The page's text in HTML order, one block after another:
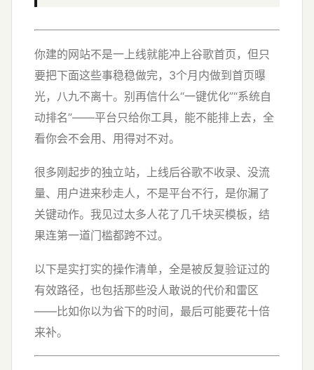
你建的网站不是一上线就能冲上谷歌首页，但只
要把下面这些事稳稳做完，3个月内做到首页曝
光，八九不离十。别再信什么“一键优化”“系统自
动排名”——平台只给你工具，能不能排上去，全
看你会不会用、用得对不对。
很多刚起步的独立站，上线后谷歌不收录、没流
量、用户进来秒走人，不是平台不行，是你漏了
关键动作。我见过太多人花了几千块买模板，结
果连第一道门槛都跨不过。
以下是实打实的操作清单，全是被反复验证过的
有效路径，也包括那些没人敢说的代价和雷区
——比如你以为省下的时间，最后可能要花十倍
来补。